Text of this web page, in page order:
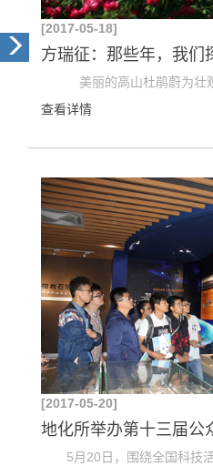
[2017-05-18]
方瑞征：那些年，我们
查看详情
[2017-05-20]
地化所举办第十三届公